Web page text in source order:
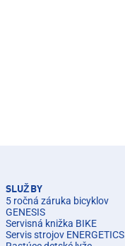
SLUŽBY
5 ročná záruka bicyklov
GENESIS
Servisná knižka BIKE
Servis strojov ENERGETICS